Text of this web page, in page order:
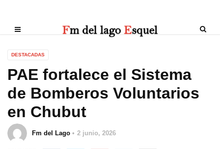
DESTACADAS
PAE fortalece el Sistema
de Bomberos Voluntarios
en Chubut
Fm del Lago 2 junio, 2026